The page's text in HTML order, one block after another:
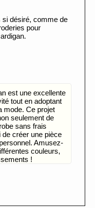
désiré, comme de
pour
est une excellente
tout en adoptant
mode. Ce projet
seulement de
sans frais
créer une pièce
Amusez-
couleurs,
!